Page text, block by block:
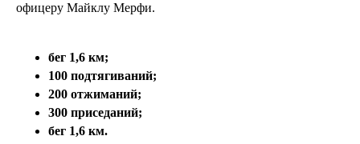
офицеру Майклу Мерфи.
бег 1,6 км;
100 подтягиваний;
200 отжиманий;
300 приседаний;
бег 1,6 км.